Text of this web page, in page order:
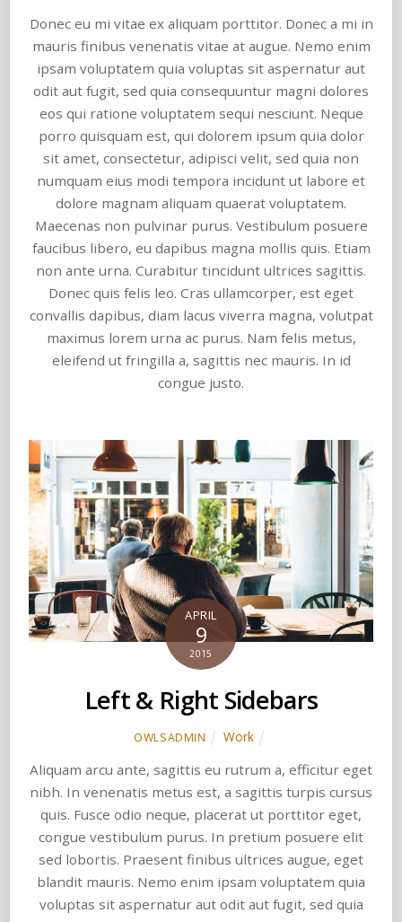
Donec eu mi vitae ex aliquam porttitor. Donec a mi in
mauris finibus venenatis vitae at augue. Nemo enim
ipsam voluptatem quia voluptas sit aspernatur aut
odit aut fugit, sed quia consequuntur magni dolores
eos qui ratione voluptatem sequi nesciunt. Neque
porro quisquam est, qui dolorem ipsum quia dolor
sit amet, consectetur, adipisci velit, sed quia non
numquam eius modi tempora incidunt ut labore et
dolore magnam aliquam quaerat voluptatem.
Maecenas non pulvinar purus. Vestibulum posuere
faucibus libero, eu dapibus magna mollis quis. Etiam
non ante urna. Curabitur tincidunt ultrices sagittis.
Donec quis felis leo. Cras ullamcorper, est eget
convallis dapibus, diam lacus viverra magna, volutpat
maximus lorem urna ac purus. Nam felis metus,
eleifend ut fringilla a, sagittis nec mauris. In id
congue justo.
APRIL
9
2015
Left & Right Sidebars
OWLSADMIN Work
Aliquam arcu ante, sagittis eu rutrum a, efficitur eget
nibh. In venenatis metus est, a sagittis turpis cursus
quis. Fusce odio neque, placerat ut porttitor eget,
congue vestibulum purus. In pretium posuere elit
sed lobortis. Praesent finibus ultrices augue, eget
blandit mauris. Nemo enim ipsam voluptatem quia
voluptas sit aspernatur aut odit aut fugit, sed quia